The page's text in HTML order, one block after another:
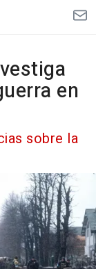
en
sobre la